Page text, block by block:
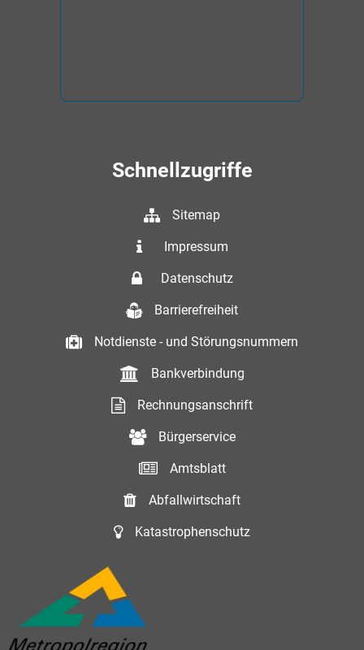
Schnellzugriffe
Sitemap
Impressum
Datenschutz
Barrierefreiheit
Notdienste - und Störungsnummern
Bankverbindung
Rechnungsanschrift
Bürgerservice
Amtsblatt
Abfallwirtschaft
Katastrophenschutz